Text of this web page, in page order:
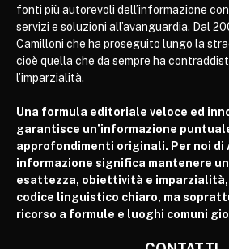
fonti più autorevoli dell’informazione
servizi e soluzioni all’avanguardia. Dal
Camilloni che ha proseguito lungo la
cioè quella che da sempre ha
l’imparzialità.
Una formula editoriale veloce ed
garantisce un’informazione
approfondimenti originali. Per noi di
informazione significa mantenere
esattezza, obiettività e
codice linguistico chiaro, ma
ricorso a formule e luoghi comuni